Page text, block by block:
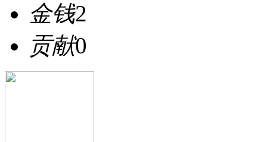
金钱2
贡献0